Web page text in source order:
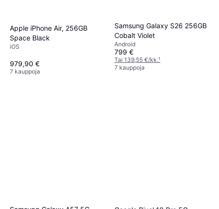
Apple iPhone Air, 256GB
Space Black
iOS
979,90 €
7 kauppoja
Samsung Galaxy S26 256GB
Cobalt Violet
Android
799 €
Tai 139,55 €/kk.¹
7 kauppoja